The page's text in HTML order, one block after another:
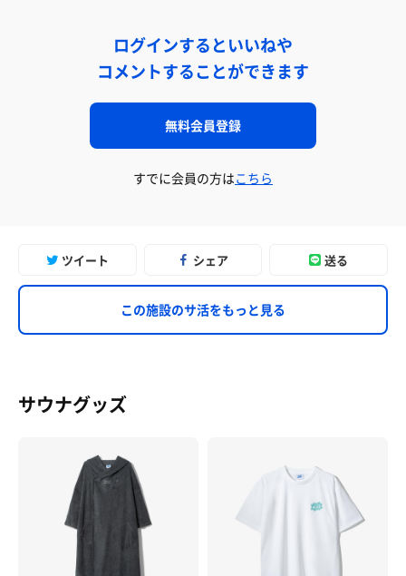
ログインするといいねや
コメントすることができます
無料会員登録
すでに会員の方はこちら
ツイート シェア 送る
この施設のサ活をもっと見る
サウナグッズ